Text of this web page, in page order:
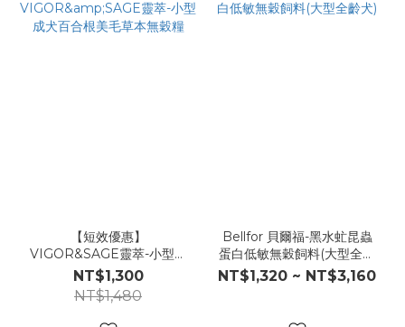
【短效優惠】
VIGOR&SAGE靈萃-小型成
犬百合根美毛草本無穀糧
NT$1,300
NT$1,480
Bellfor 貝爾福-黑水虻昆蟲
蛋白低敏無穀飼料(大型全齡
犬)
NT$1,320 ~ NT$3,160